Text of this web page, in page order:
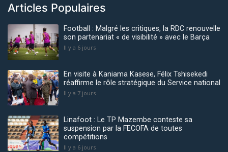
Articles Populaires
Football : Malgré les critiques, la RDC renouvelle
son partenariat « de visibilité » avec le Barça
Il y a 6 jours
En visite à Kaniama Kasese, Félix Tshisekedi
réaffirme le rôle stratégique du Service national
Il y a 7 jours
Linafoot : Le TP Mazembe conteste sa
suspension par la FECOFA de toutes
compétitions
Il y a 6 jours